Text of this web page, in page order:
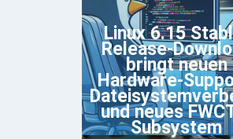
Linux 6.15
Release-
bringt neuen
Hardware-
und neues
Subsystem